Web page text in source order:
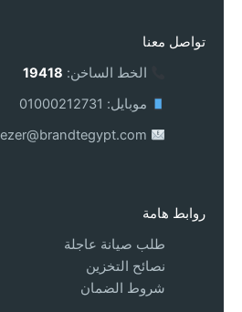
تواصل معنا
الخط الساخن: 19418
موبايل: 01000212731
روابط هامة
طلب صيانة عاجلة
نصائح التخزين
شروط الضمان